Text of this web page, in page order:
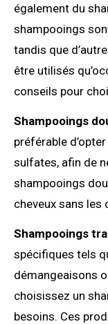
également du
shampooings
tandis que
être utilisés
conseils pour
Shampooings
préférable
sulfates, afin de
shampooings
cheveux sans les
Shampooings
spécifiques tels
démangeaisons
choisissez un
besoins. Ces